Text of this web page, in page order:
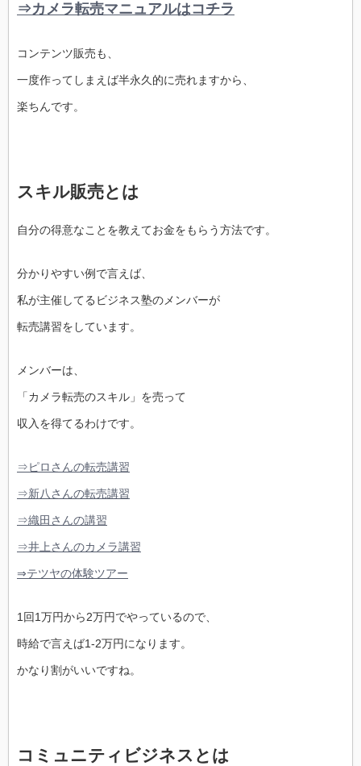
⇒カメラ転売マニュアルはコチラ
コンテンツ販売も、
一度作ってしまえば半永久的に売れますから、
楽ちんです。
スキル販売とは
自分の得意なことを教えてお金をもらう方法です。
分かりやすい例で言えば、
私が主催してるビジネス塾のメンバーが
転売講習をしています。
メンバーは、
「カメラ転売のスキル」を売って
収入を得てるわけです。
⇒ピロさんの転売講習
⇒新八さんの転売講習
⇒織田さんの講習
⇒井上さんのカメラ講習
⇒テツヤの体験ツアー
1回1万円から2万円でやっているので、
時給で言えば1-2万円になります。
かなり割がいいですね。
コミュニティビジネスとは